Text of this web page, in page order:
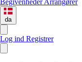
BegivenhederArrangører
da
Log ind Registrer